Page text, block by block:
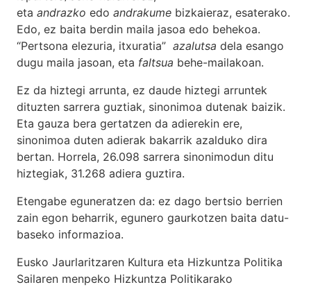
eta andrazko edo andrakume bizkaieraz, esaterako.
Edo, ez baita berdin maila jasoa edo behekoa.
“Pertsona elezuria, itxuratia” azalutsa dela esango
dugu maila jasoan, eta faltsua behe-mailakoan.
Ez da hiztegi arrunta, ez daude hiztegi arruntek
dituzten sarrera guztiak, sinonimoa dutenak baizik.
Eta gauza bera gertatzen da adierekin ere,
sinonimoa duten adierak bakarrik azalduko dira
bertan. Horrela, 26.098 sarrera sinonimodun ditu
hiztegiak, 31.268 adiera guztira.
Etengabe eguneratzen da: ez dago bertsio berrien
zain egon beharrik, egunero gaurkotzen baita datu-
baseko informazioa.
Eusko Jaurlaritzaren Kultura eta Hizkuntza Politika
Sailaren menpeko Hizkuntza Politikarako